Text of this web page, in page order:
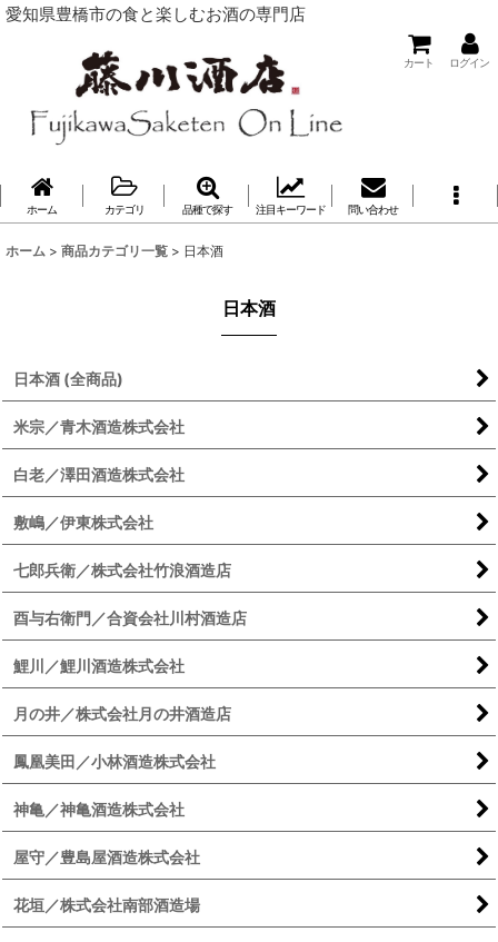
愛知県豊橋市の食と楽しむお酒の専門店
カート ログイン
ホーム カテゴリ 品種で探す 注目キーワード 問い合わせ
ホーム > 商品カテゴリ一覧 > 日本酒
日本酒
日本酒 (全商品)
米宗／青木酒造株式会社
白老／澤田酒造株式会社
敷嶋／伊東株式会社
七郎兵衛／株式会社竹浪酒造店
酉与右衛門／合資会社川村酒造店
鯉川／鯉川酒造株式会社
月の井／株式会社月の井酒造店
鳳凰美田／小林酒造株式会社
神亀／神亀酒造株式会社
屋守／豊島屋酒造株式会社
花垣／株式会社南部酒造場